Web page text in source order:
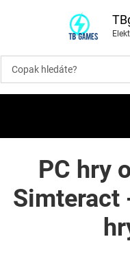
o
i
t
b
PC hry
Simteract